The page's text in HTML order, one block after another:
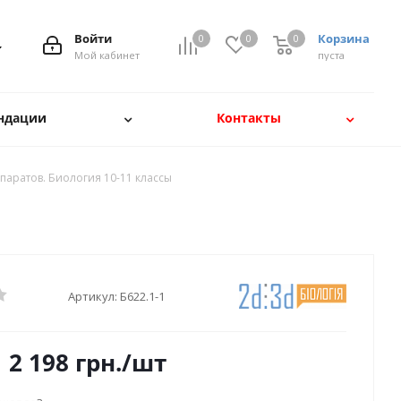
0 0 Корзина
пуста
0
Войти
Мой кабинет
Контакты
Биология 10-11 классы
Артикул: Б622.1-1
2 198 грн./шт